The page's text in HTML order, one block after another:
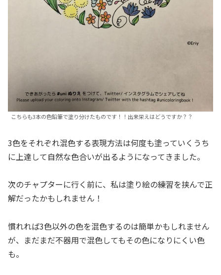
こちらも3本の色鉛筆で塗り分けたものです！！出来栄えはどうですか？？
3色をそれぞれ混色する表現方法は何度も塗っていくうち
に上達して自然な色合いが出るようになってきました。
次のチャプターに行く前に、私は塗り絵の練習を挟んで正
解だったかもしれません！
慣れれば3色以外の色を混色するのは簡単かもしれません
が、まだまだ不器用で混色してもその色になりにくい色
も。